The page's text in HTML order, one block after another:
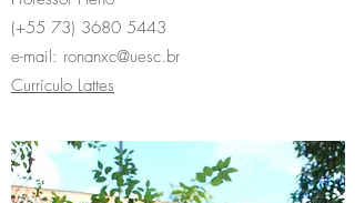
(+55 73) 3680 5443
e-mail: ronanxc@uesc.br
Currículo Lattes